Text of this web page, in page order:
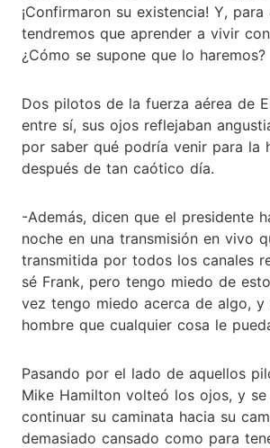
¡Confirmaron su existencia! Y, para
tendremos que aprender a vivir
¿Cómo se supone que lo haremos?
Dos pilotos de la fuerza aérea de
entre sí, sus ojos reflejaban
por saber qué podría venir para la
después de tan caótico día.
-Además, dicen que el presidente
noche en una transmisión en vivo
transmitida por todos los canales
sé Frank, pero tengo miedo de
vez tengo miedo acerca de algo, y
hombre que cualquier cosa le
Pasando por el lado de aquellos
Mike Hamilton volteó los ojos, y
continuar su caminata hacia su
demasiado cansado como para